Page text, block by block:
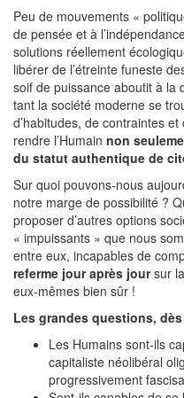
Peu de mouvements «
de pensée et à
solutions réellement
libérer de l’étreinte funeste
soif de puissance aboutit à la
tant la société moderne se
d’habitudes, de contraintes
rendre l’Humain non
du statut authentique de
Sur quoi pouvons-nous
notre marge de possibilité ?
proposer d’autres options
« impuissants » que nous
entre eux, incapables de
referme jour après joursur
eux-mêmes bien sûr !
Les grandes questions,
Les Humains sont-ils
capitaliste néolibéral
progressivement